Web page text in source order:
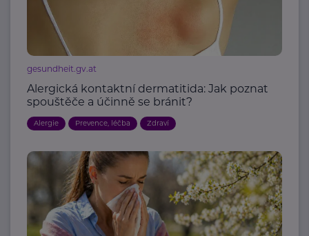
gesundheit.gv.at
Alergická kontaktní dermatitida: Jak poznat
spouštěče a účinně se bránit?
Alergie Prevence, léčba Zdraví